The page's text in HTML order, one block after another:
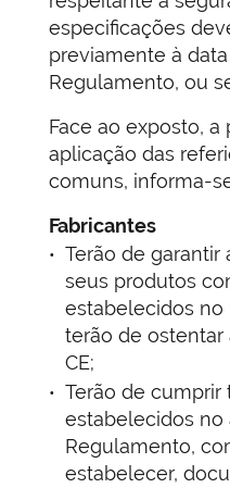
especificações
previamente à
Regulamento, ou
Face ao exposto, a
aplicação das
comuns, informa-
Fabricantes
Terão de
seus produtos
estabelecidos no
terão de ostentar
CE;
Terão de cumprir
estabelecidos no
Regulamento,
estabelecer,